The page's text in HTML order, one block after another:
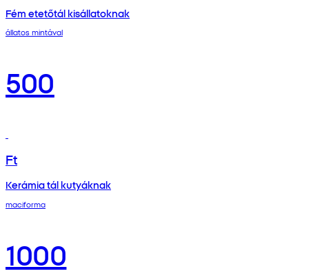
Fém etetőtál kisállatoknak
állatos mintával
500
Ft
Kerámia tál kutyáknak
maciforma
1000